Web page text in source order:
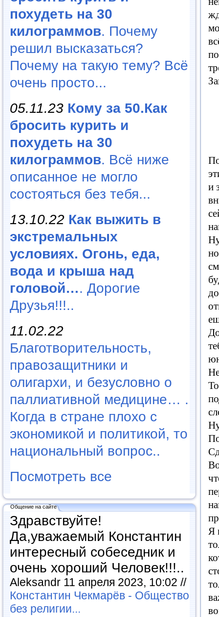
похудеть на 30
килограммов. Почему
решил высказаться?
Почему на такую тему? Всё
очень просто...
05.11.23 Кому за 50.Как
бросить курить и
похудеть на 30
килограммов. Всё ниже
описанное не могло
состояться без тебя...
13.10.22 Как выжить в
экстремальных
условиях. Огонь, еда,
вода и крыша над
головой…. Дорогие
Друзья!!!..
11.02.22
Благотворительность,
правозащитники и
олигархи, и безусловно о
паллиативной медицине… .
Когда в стране плохо с
экономикой и политикой, то
национальный вопрос..
Посмотреть все
Общение на сайте
Здравствуйте!
Да,уважаемый Константин
интересный собеседник и
очень хороший Человек!!!..
Aleksandr 11 апреля 2023, 10:02 //
Константин Чекмарёв - Общество
без религии...
и
Я